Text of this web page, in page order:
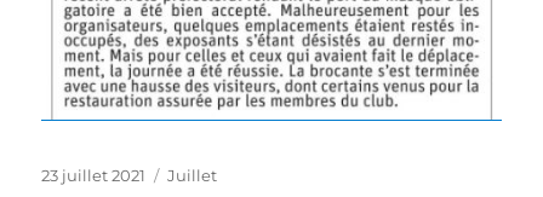
Publié
23 juillet 2021 Catégories
Juillet